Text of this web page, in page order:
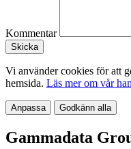
Kommentar
Vi använder cookies för att
hemsida. Läs mer om vår
Anpassa Godkänn alla
Gammadata